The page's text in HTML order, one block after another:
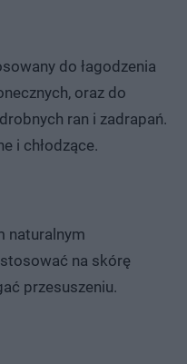
do łagodzenia
oraz do
ran i zadrapań.
i chłodzące.
naturalnym
na skórę
przesuszeniu.